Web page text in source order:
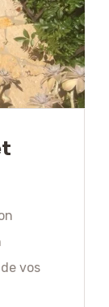
vos